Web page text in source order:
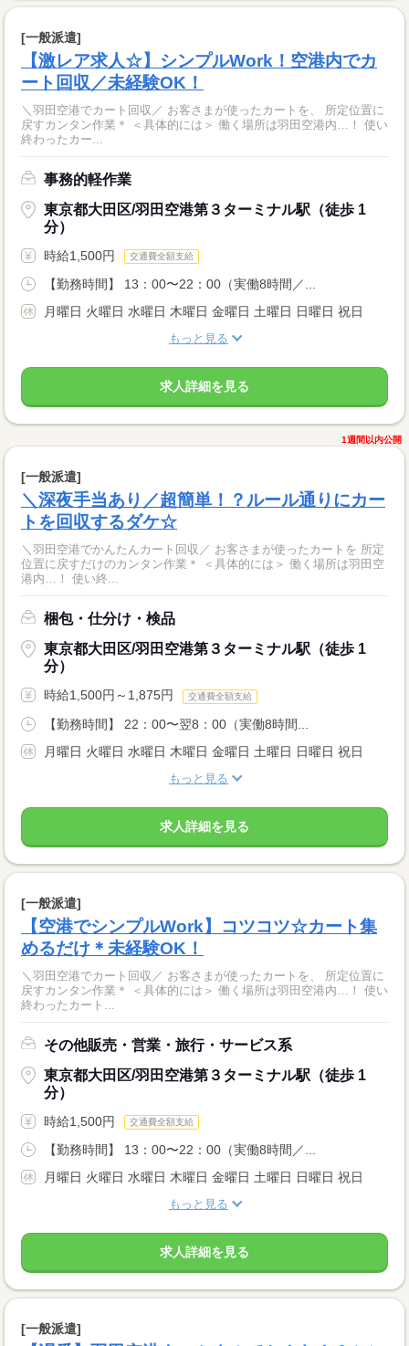
[一般派遣]
【激レア求人☆】シンプルWork！空港内でカ
ート回収／未経験OK！
＼羽田空港でカート回収／ お客さまが使ったカートを、 所定位置に
戻すカンタン作業＊ ＜具体的には＞ 働く場所は羽田空港内…！ 使い
終わったカー...
事務的軽作業
東京都大田区/羽田空港第３ターミナル駅（徒歩 1
分）
時給1,500円 交通費全額支給
【勤務時間】 13：00〜22：00（実働8時間／...
月曜日 火曜日 水曜日 木曜日 金曜日 土曜日 日曜日 祝日
もっと見る
求人詳細を見る
1週間以内公開
[一般派遣]
＼深夜手当あり／超簡単！？ルール通りにカー
トを回収するダケ☆
＼羽田空港でかんたんカート回収／ お客さまが使ったカートを 所定
位置に戻すだけのカンタン作業＊ ＜具体的には＞ 働く場所は羽田空
港内…！ 使い終...
梱包・仕分け・検品
東京都大田区/羽田空港第３ターミナル駅（徒歩 1
分）
時給1,500円～1,875円 交通費全額支給
【勤務時間】 22：00〜翌8：00（実働8時間...
月曜日 火曜日 水曜日 木曜日 金曜日 土曜日 日曜日 祝日
もっと見る
求人詳細を見る
[一般派遣]
【空港でシンプルWork】コツコツ☆カート集
めるだけ＊未経験OK！
＼羽田空港でカート回収／ お客さまが使ったカートを、 所定位置に
戻すカンタン作業＊ ＜具体的には＞ 働く場所は羽田空港内…！ 使い
終わったカート...
その他販売・営業・旅行・サービス系
東京都大田区/羽田空港第３ターミナル駅（徒歩 1
分）
時給1,500円 交通費全額支給
【勤務時間】 13：00〜22：00（実働8時間／...
月曜日 火曜日 水曜日 木曜日 金曜日 土曜日 日曜日 祝日
もっと見る
求人詳細を見る
[一般派遣]